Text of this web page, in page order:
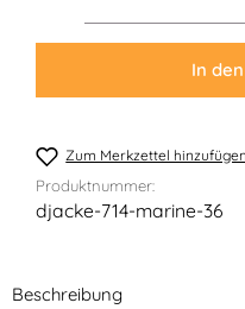
In
Zum Merkzettel hinzufügen
Produktnummer:
djacke-714-marine-36
Beschreibung